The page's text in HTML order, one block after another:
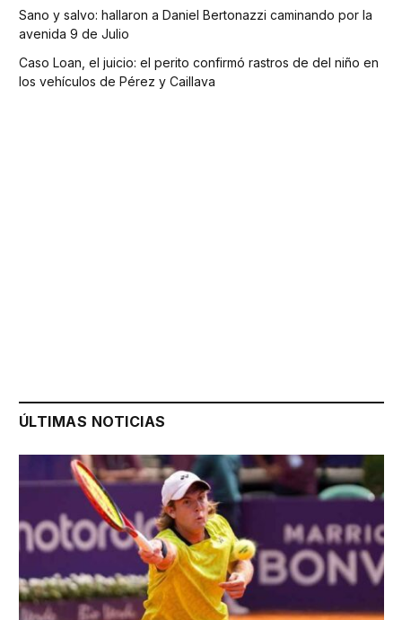
Sano y salvo: hallaron a Daniel Bertonazzi caminando por la
avenida 9 de Julio
Caso Loan, el juicio: el perito confirmó rastros de del niño en
los vehículos de Pérez y Caillava
ÚLTIMAS NOTICIAS